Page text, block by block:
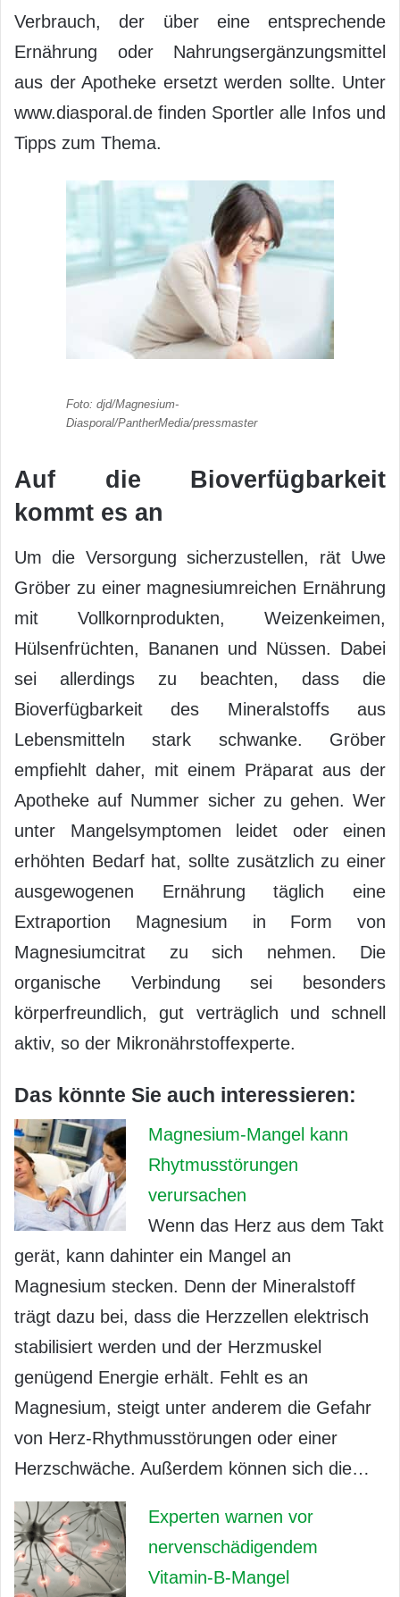
Verbrauch, der über eine entsprechende
Ernährung oder Nahrungsergänzungsmittel
aus der Apotheke ersetzt werden sollte. Unter
www.diasporal.de finden Sportler alle Infos und
Tipps zum Thema.
Foto: djd/Magnesium-
Diasporal/PantherMedia/pressmaster
Auf die Bioverfügbarkeit
kommt es an
Um die Versorgung sicherzustellen, rät Uwe
Gröber zu einer magnesiumreichen Ernährung
mit Vollkornprodukten, Weizenkeimen,
Hülsenfrüchten, Bananen und Nüssen. Dabei
sei allerdings zu beachten, dass die
Bioverfügbarkeit des Mineralstoffs aus
Lebensmitteln stark schwanke. Gröber
empfiehlt daher, mit einem Präparat aus der
Apotheke auf Nummer sicher zu gehen. Wer
unter Mangelsymptomen leidet oder einen
erhöhten Bedarf hat, sollte zusätzlich zu einer
ausgewogenen Ernährung täglich eine
Extraportion Magnesium in Form von
Magnesiumcitrat zu sich nehmen. Die
organische Verbindung sei besonders
körperfreundlich, gut verträglich und schnell
aktiv, so der Mikronährstoffexperte.
Das könnte Sie auch interessieren:
Magnesium-Mangel kann
Rhytmusstörungen
verursachen
Wenn das Herz aus dem Takt
gerät, kann dahinter ein Mangel an
Magnesium stecken. Denn der Mineralstoff
trägt dazu bei, dass die Herzzellen elektrisch
stabilisiert werden und der Herzmuskel
genügend Energie erhält. Fehlt es an
Magnesium, steigt unter anderem die Gefahr
von Herz-Rhythmusstörungen oder einer
Herzschwäche. Außerdem können sich die…
Experten warnen vor
nervenschädigendem
Vitamin-B-Mangel